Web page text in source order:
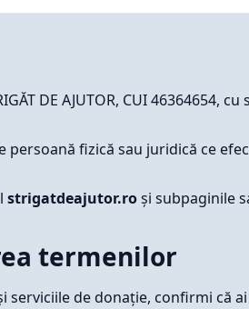
DE AJUTOR, CUI 46364654,
persoană fizică sau juridică ce
strigatdeajutor.roși subpaginile
termenilor
serviciile de donație, confirmi că